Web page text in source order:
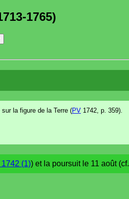
1765)
la figure de la Terre (PV 1742, p. 359).
(1)) et la poursuit le 11 août (cf.